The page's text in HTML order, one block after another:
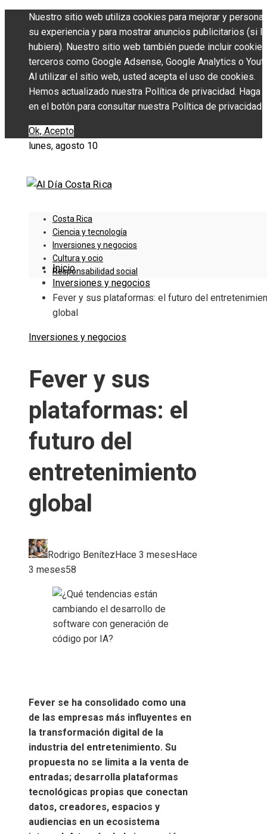
Nuestro sitio web utiliza cookies para mejorar y
su experiencia y para mostrar anuncios publicitarios (si
hubiera). Nuestro sitio web también puede incluir
terceros como Google Adsense, Google Analytics o
Al utilizar el sitio web, usted acepta el uso de cookies.
Hemos actualizado nuestra Política de privacidad. Haga
en el botón para consultar nuestra Política de privacidad.
Ok, Acepto
lunes, agosto 10
Costa Rica
Ciencia y tecnología
Inversiones y negocios
Cultura y ocio
Responsabilidad social
Inicio
Inversiones y negocios
Fever y sus plataformas: el futuro del
global
Inversiones y negocios
Fever y sus
plataformas: el
futuro del
entretenimiento
global
Rodrigo Benítez Hace 3 meses Hace
3 meses58
Fever se ha consolidado como una
de las empresas más influyentes en
la transformación digital de la
industria del entretenimiento. Su
propuesta no se limita a la venta de
entradas; desarrolla plataformas
tecnológicas propias que conectan
datos, creadores, espacios y
audiencias en un ecosistema